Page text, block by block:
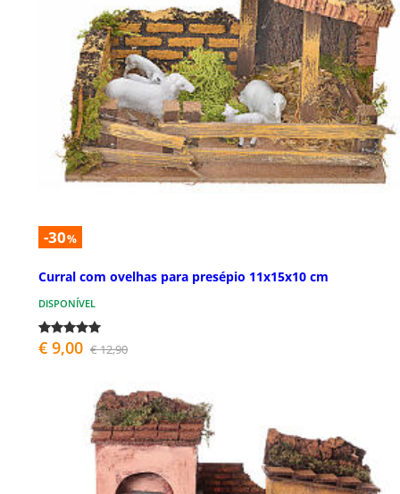
-30%
Curral com ovelhas para presépio 11x15x10 cm
DISPONÍVEL
€ 9,00 € 12,90